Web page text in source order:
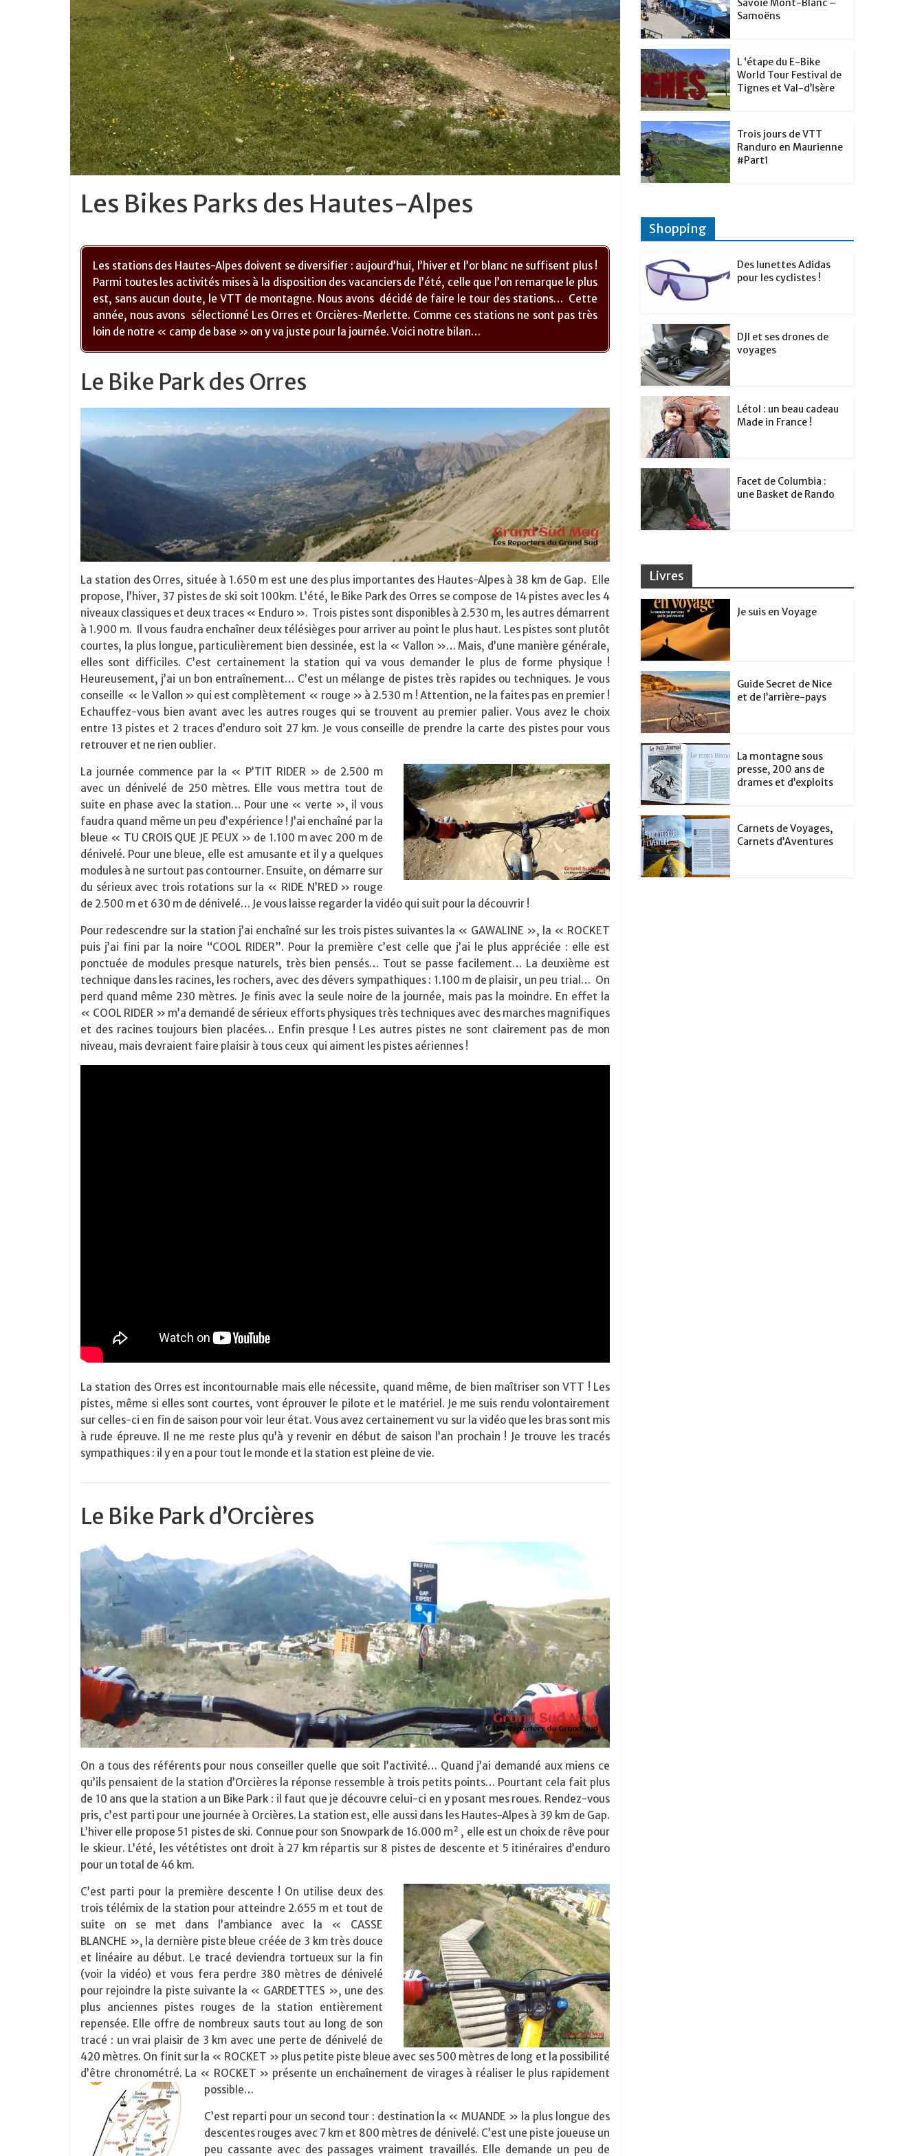
Les Bikes Parks des Hautes-Alpes
Les stations des Hautes-Alpes doivent se diversifier : aujourd’hui, l’hiver et l’or blanc ne suffisent plus !
Parmi toutes les activités mises à la disposition des vacanciers de l’été, celle que l’on remarque le plus
est, sans aucun doute, le VTT de montagne. Nous avons décidé de faire le tour des stations… Cette
année, nous avons sélectionné Les Orres et Orcières-Merlette. Comme ces stations ne sont pas très
loin de notre « camp de base » on y va juste pour la journée. Voici notre bilan…
Le Bike Park des Orres
La station des Orres, située à 1.650 m est une des plus importantes des Hautes-Alpes à 38 km de Gap. Elle
propose, l’hiver, 37 pistes de ski soit 100km. L’été, le Bike Park des Orres se compose de 14 pistes avec les 4
niveaux classiques et deux traces « Enduro ». Trois pistes sont disponibles à 2.530 m, les autres démarrent
à 1.900 m. Il vous faudra enchaîner deux télésièges pour arriver au point le plus haut. Les pistes sont plutôt
courtes, la plus longue, particulièrement bien dessinée, est la « Vallon »… Mais, d’une manière générale,
elles sont difficiles. C’est certainement la station qui va vous demander le plus de forme physique !
Heureusement, j’ai un bon entraînement… C’est un mélange de pistes très rapides ou techniques. Je vous
conseille « le Vallon » qui est complètement « rouge » à 2.530 m ! Attention, ne la faites pas en premier !
Echauffez-vous bien avant avec les autres rouges qui se trouvent au premier palier. Vous avez le choix
entre 13 pistes et 2 traces d’enduro soit 27 km. Je vous conseille de prendre la carte des pistes pour vous
retrouver et ne rien oublier.
La journée commence par la « P’TIT RIDER » de 2.500 m
avec un dénivelé de 250 mètres. Elle vous mettra tout de
suite en phase avec la station… Pour une « verte », il vous
faudra quand même un peu d’expérience ! J’ai enchaîné par la
bleue « TU CROIS QUE JE PEUX » de 1.100 m avec 200 m de
dénivelé. Pour une bleue, elle est amusante et il y a quelques
modules à ne surtout pas contourner. Ensuite, on démarre sur
du sérieux avec trois rotations sur la « RIDE N’RED » rouge
de 2.500 m et 630 m de dénivelé… Je vous laisse regarder la vidéo qui suit pour la découvrir !
Pour redescendre sur la station j’ai enchaîné sur les trois pistes suivantes la « GAWALINE », la « ROCKET
puis j’ai fini par la noire “COOL RIDER”. Pour la première c’est celle que j’ai le plus appréciée : elle est
ponctuée de modules presque naturels, très bien pensés… Tout se passe facilement… La deuxième est
technique dans les racines, les rochers, avec des dévers sympathiques : 1.100 m de plaisir, un peu trial… On
perd quand même 230 mètres. Je finis avec la seule noire de la journée, mais pas la moindre. En effet la
« COOL RIDER » m’a demandé de sérieux efforts physiques très techniques avec des marches magnifiques
et des racines toujours bien placées… Enfin presque ! Les autres pistes ne sont clairement pas de mon
niveau, mais devraient faire plaisir à tous ceux qui aiment les pistes aériennes !
La station des Orres est incontournable mais elle nécessite, quand même, de bien maîtriser son VTT ! Les
pistes, même si elles sont courtes, vont éprouver le pilote et le matériel. Je me suis rendu volontairement
sur celles-ci en fin de saison pour voir leur état. Vous avez certainement vu sur la vidéo que les bras sont mis
à rude épreuve. Il ne me reste plus qu’à y revenir en début de saison l’an prochain ! Je trouve les tracés
sympathiques : il y en a pour tout le monde et la station est pleine de vie.
Le Bike Park d’Orcières
On a tous des référents pour nous conseiller quelle que soit l’activité… Quand j’ai demandé aux miens ce
qu’ils pensaient de la station d’Orcières la réponse ressemble à trois petits points… Pourtant cela fait plus
de 10 ans que la station a un Bike Park : il faut que je découvre celui-ci en y posant mes roues. Rendez-vous
pris, c’est parti pour une journée à Orcières. La station est, elle aussi dans les Hautes-Alpes à 39 km de Gap.
L’hiver elle propose 51 pistes de ski. Connue pour son Snowpark de 16.000 m² , elle est un choix de rêve pour
le skieur. L’été, les vététistes ont droit à 27 km répartis sur 8 pistes de descente et 5 itinéraires d’enduro
pour un total de 46 km.
C’est parti pour la première descente ! On utilise deux des
trois télémix de la station pour atteindre 2.655 m et tout de
suite on se met dans l’ambiance avec la « CASSE
BLANCHE », la dernière piste bleue créée de 3 km très douce
et linéaire au début. Le tracé deviendra tortueux sur la fin
(voir la vidéo) et vous fera perdre 380 mètres de dénivelé
pour rejoindre la piste suivante la « GARDETTES », une des
plus anciennes pistes rouges de la station entièrement
repensée. Elle offre de nombreux sauts tout au long de son
tracé : un vrai plaisir de 3 km avec une perte de dénivelé de
420 mètres. On finit sur la « ROCKET » plus petite piste bleue avec ses 500 mètres de long et la possibilité
d’être chronométré. La « ROCKET » présente un enchaînement de virages à réaliser le plus rapidement
possible…
C’est reparti pour un second tour : destination la « MUANDE » la plus longue des
descentes rouges avec 7 km et 800 mètres de dénivelé. C’est une piste joueuse un
peu cassante avec des passages vraiment travaillés. Elle demande un peu de
Savoie Mont-Blanc –
Samoëns
L ‘étape du E-Bike
World Tour Festival de
Tignes et Val-d’Isère
Trois jours de VTT
Randuro en Maurienne
#Part1
Shopping
Des lunettes Adidas
pour les cyclistes !
DJI et ses drones de
voyages
Létol : un beau cadeau
Made in France !
Facet de Columbia :
une Basket de Rando
Livres
Je suis en Voyage
Guide Secret de Nice
et de l’arrière-pays
La montagne sous
presse, 200 ans de
drames et d’exploits
Carnets de Voyages,
Carnets d’Aventures